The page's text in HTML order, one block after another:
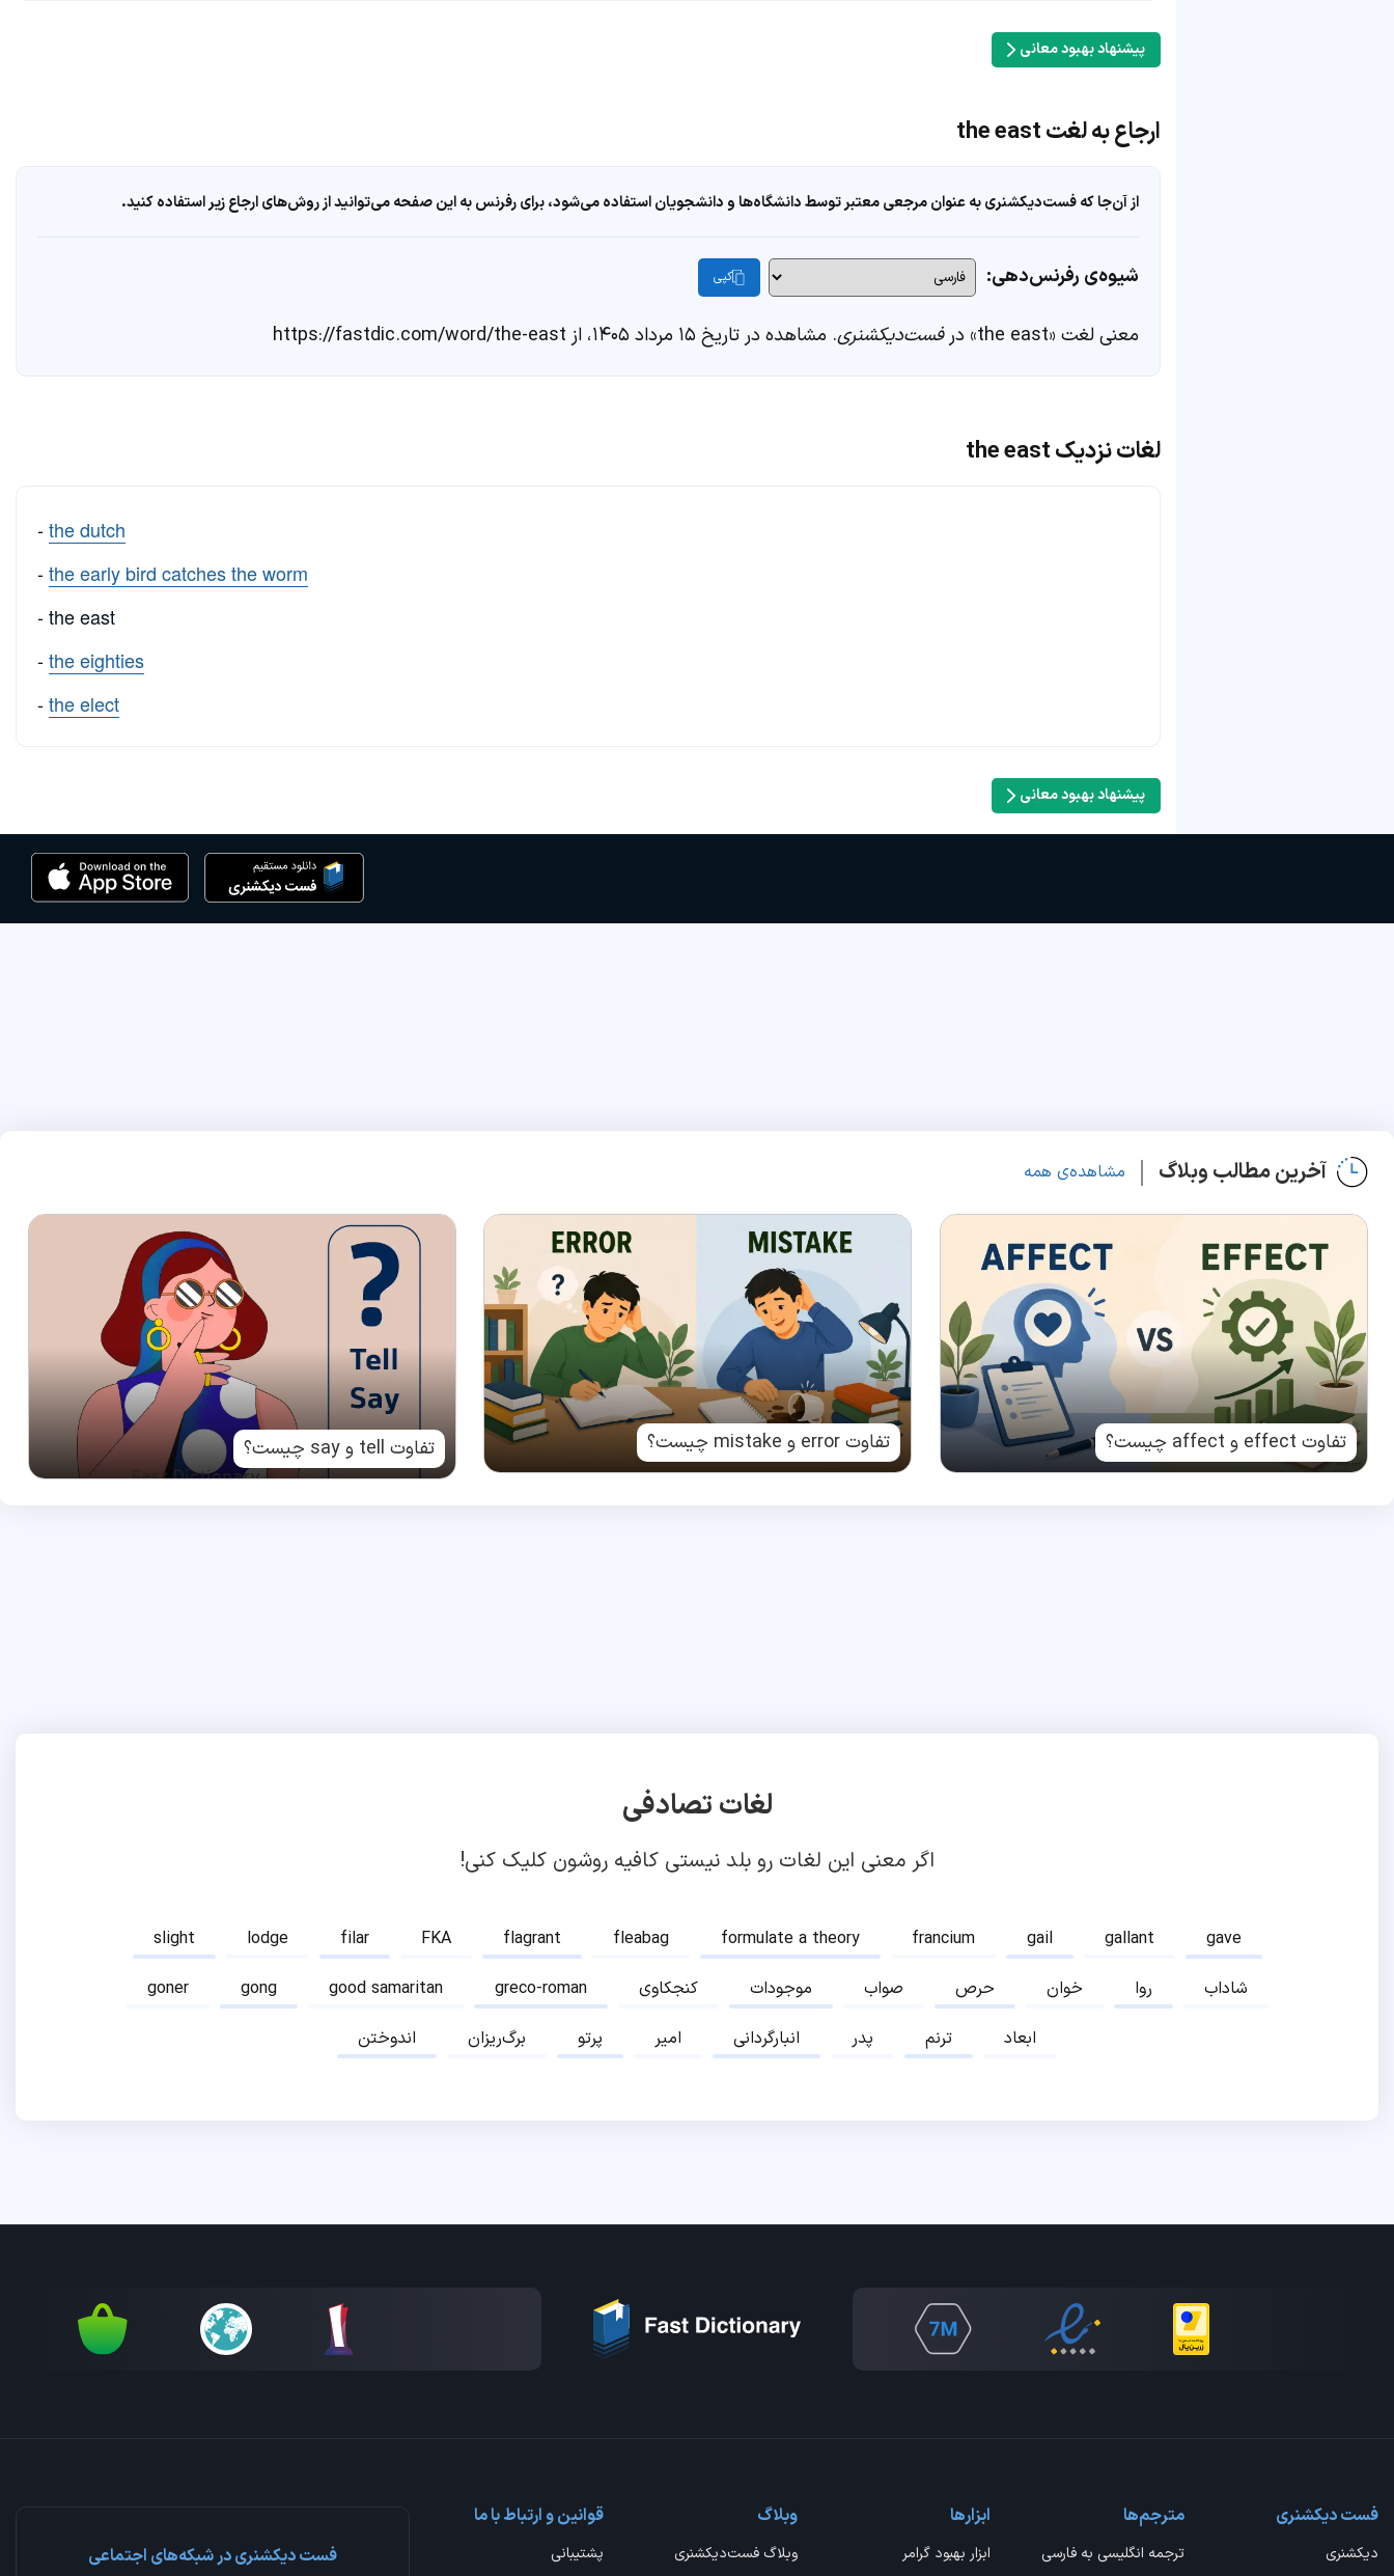
پیشنهاد بهبود معانی
ارجاع به لغت the east
از آن‌جا که فست‌دیکشنری به عنوان مرجعی معتبر توسط دانشگاه‌ها و دانشجویان استفاده می‌شود، برای رفرنس به این صفحه می‌توانید از روش‌های ارجاع زیر استفاده کنید.
شیوه‌ی رفرنس‌دهی: کپی
معنی لغت «the east» در فست‌دیکشنری. مشاهده در تاریخ ۱۵ مرداد ۱۴۰۵، از https://fastdic.com/word/the-east
لغات نزدیک the east
-the dutch
-the early bird catches the worm
- the east
-the eighties
-the elect
پیشنهاد بهبود معانی
آخرین مطالب وبلاگ مشاهده‌ی همه
تفاوت effect و affect چیست؟ تفاوت error و mistake چیست؟ تفاوت tell و say چیست؟
لغات تصادفی
اگر معنی این لغات رو بلد نیستی کافیه روشون کلیک کنی!
slight lodge filar FKA flagrant fleabag formulate a theory francium gail gallant
gave
goner
gong good samaritan greco-roman کنجکاوی موجودات صواب حرص خوان روا
شاداب
اندوختن
برگ‌ریزان پرتو امیر انبارگردانی پدر ترنم ابعاد
فست دیکشنری
دیکشنری
مترجم‌ها
ترجمه انگلیسی به فارسی
ابزارها
ابزار بهبود گرامر
وبلاگ
وبلاگ فست‌دیکشنری
قوانین و ارتباط با ما
پشتیبانی فست دیکشنری در شبکه‌های اجتماعی